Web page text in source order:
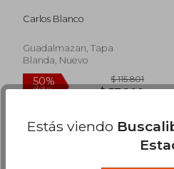
40%
dcto. $ 36.382
Carlos Blanco
Guadalmazan, Tapa
Blanda, Nuevo
Estás viendo